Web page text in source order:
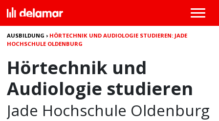
AUSBILDUNG › HÖRTECHNIK UND AUDIOLOGIE STUDIEREN: JADE
HOCHSCHULE OLDENBURG
Hörtechnik und
Audiologie studieren
Jade Hochschule Oldenburg